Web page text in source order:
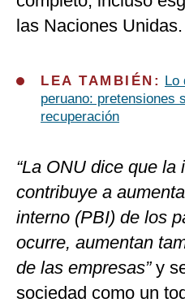
las Naciones Unidas.
LEA TAMBIÉN:
Lo
peruano: pretensiones
recuperación
“La ONU dice que la
contribuye a
interno (PBI) de los
ocurre, aumentan
de las empresas” y
sociedad como un